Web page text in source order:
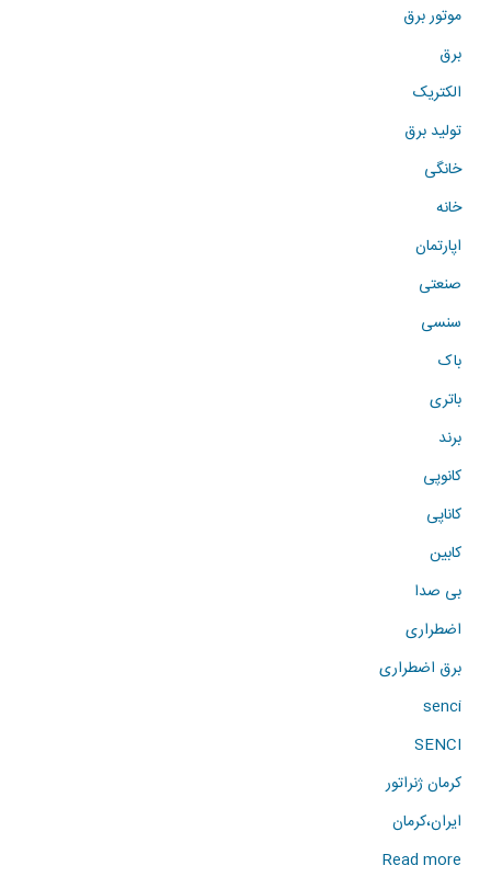
موتور برق
برق
الکتریک
تولید برق
خانگی
خانه
اپارتمان
صنعتی
سنسی
باک
باتری
برند
کانوپی
کاناپی
کابین
بی صدا
اضطراری
برق اضطراری
senci
SENCI
کرمان ژنراتور
ایران،کرمان
Read more
about